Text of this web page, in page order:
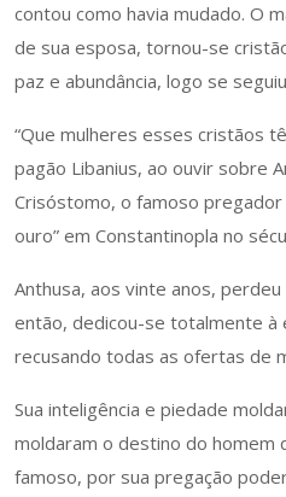
contou como havia mudado. O
de sua esposa, tornou-se
paz e abundância, logo se
“Que mulheres esses cristãos
pagão Libanius, ao ouvir sobre
Crisóstomo, o famoso pregador
ouro” em Constantinopla no
Anthusa, aos vinte anos,
então, dedicou-se totalmente à
recusando todas as ofertas de
Sua inteligência e piedade
moldaram o destino do homem
famoso, por sua pregação